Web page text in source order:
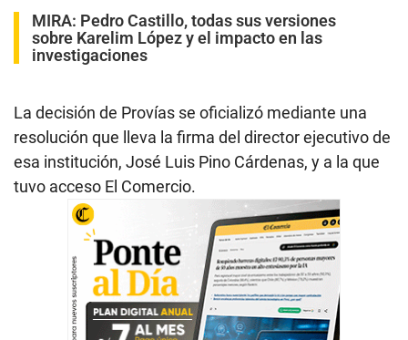
MIRA: Pedro Castillo, todas sus versiones
sobre Karelim López y el impacto en las
investigaciones
La decisión de Provías se oficializó mediante una
resolución que lleva la firma del director ejecutivo de
esa institución, José Luis Pino Cárdenas, y a la que
tuvo acceso El Comercio.